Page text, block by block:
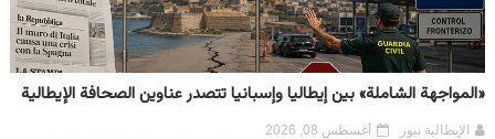
«المواجهة الشاملة» بين إيطاليا وإسبانيا تتصدر عناوين الصحافة الإيطالية
الإيطالية نيوز أغسطس 08, 2026